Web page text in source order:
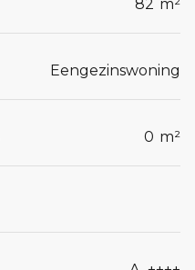
82 m²
Eengezinswoning
0 m²